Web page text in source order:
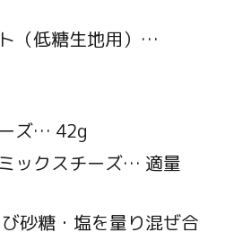
（低糖生地用）…
ズ… 42g
ックスチーズ… 適量
砂糖・塩を量り混ぜ合